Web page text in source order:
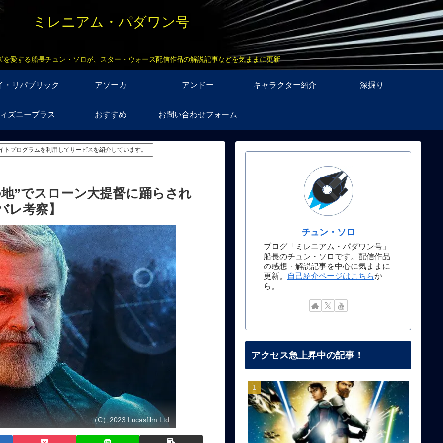
ミレニアム・パダワン号
を愛する船長チュン・ソロが、スター・ウォーズ配信作品の解説記事などを気ままに更新
・リパブリック アソーカ アンドー キャラクター紹介 深掘り
ズニープラス おすすめ お問い合わせフォーム
プログラムを利用してサービスを紹介しています。
”でスローン大提督に踊らされ
考察】
（C）2023 Lucasfilm Ltd.
チュン・ソロ
ブログ「ミレニアム・パダワン号」
船長のチュン・ソロです。配信作品
の感想・解説記事を中心に気ままに
更新。
自己紹介ページはこちらか
ら。
アクセス急上昇中の記事！